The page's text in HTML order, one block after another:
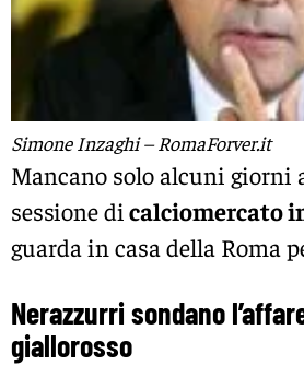
Simone Inzaghi – RomaForver.it
Mancano solo alcuni giorni
sessione di calciomercato
guarda in casa della Roma
Nerazzurri sondano
giallorosso